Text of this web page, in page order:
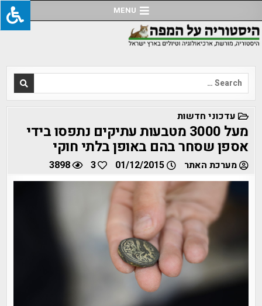
to
content
MENU
Search
for:
POSTED
IN
עדכוני חדשות
מעל 3000 מטבעות עתיקים נתפסו בידי
אספן שסחר בהם באופן בלתי חוקי
מערכת האתר 01/12/2015
3
3898